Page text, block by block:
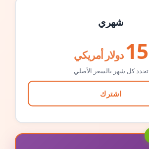
شهري
15 دولار أمريكي
تجدد كل شهر بالسعر الأصلي
اشترك